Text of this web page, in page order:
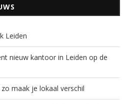
Leiden
nieuw kantoor in Leiden op de
maak je lokaal verschil